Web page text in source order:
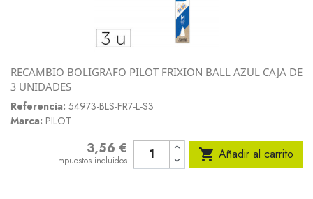
RECAMBIO BOLIGRAFO PILOT FRIXION BALL AZUL CAJA DE
3 UNIDADES
Referencia: 54973-BLS-FR7-L-S3
Marca: PILOT
3,56 €
Impuestos incluidos  Añadir al carrito